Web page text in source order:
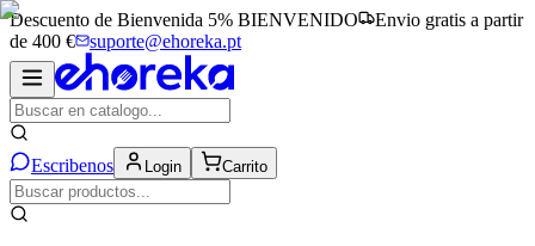
Descuento de Bienvenida 5% BIENVENIDO
Envio gratis a partir
de 400 €
suporte@ehoreka.pt
Escribenos Login Carrito